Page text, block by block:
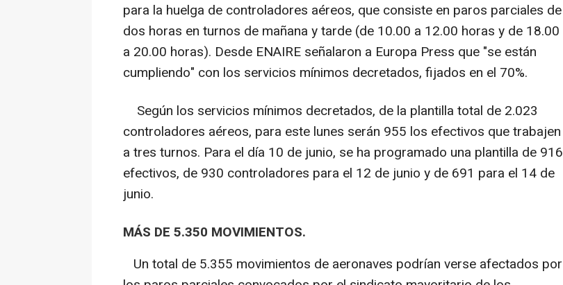
para la huelga de controladores aéreos, que consiste en paros parciales de
dos horas en turnos de mañana y tarde (de 10.00 a 12.00 horas y de 18.00
a 20.00 horas). Desde ENAIRE señalaron a Europa Press que "se están
cumpliendo" con los servicios mínimos decretados, fijados en el 70%.
Según los servicios mínimos decretados, de la plantilla total de 2.023
controladores aéreos, para este lunes serán 955 los efectivos que trabajen
a tres turnos. Para el día 10 de junio, se ha programado una plantilla de 916
efectivos, de 930 controladores para el 12 de junio y de 691 para el 14 de
junio.
MÁS DE 5.350 MOVIMIENTOS.
Un total de 5.355 movimientos de aeronaves podrían verse afectados por